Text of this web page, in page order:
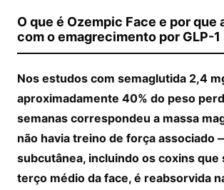
O que é Ozempic Face e por que
com o emagrecimento por GLP-1
Nos estudos com semaglutida 2,4
aproximadamente 40% do peso
semanas correspondeu a massa
não havia treino de força associado
subcutânea, incluindo os coxins que
terço médio da face, é reabsorvida